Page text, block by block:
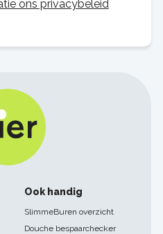
ons privacybeleid
Ook handig
SlimmeBuren overzicht
Douche bespaarchecker